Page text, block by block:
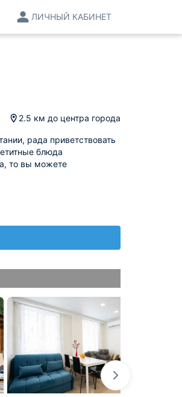
ЛИЧНЫЙ КАБИНЕТ
2.5 км до центра города
рада приветствовать
блюда
то вы можете